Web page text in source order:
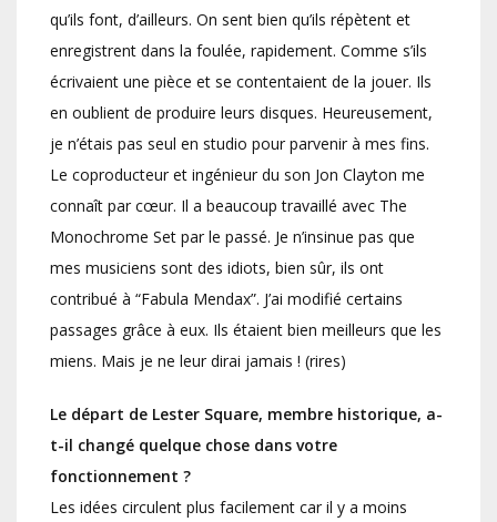
qu’ils font, d’ailleurs. On sent bien qu’ils répètent et
enregistrent dans la foulée, rapidement. Comme s’ils
écrivaient une pièce et se contentaient de la jouer. Ils
en oublient de produire leurs disques. Heureusement,
je n’étais pas seul en studio pour parvenir à mes fins.
Le coproducteur et ingénieur du son Jon Clayton me
connaît par cœur. Il a beaucoup travaillé avec The
Monochrome Set par le passé. Je n’insinue pas que
mes musiciens sont des idiots, bien sûr, ils ont
contribué à “Fabula Mendax”. J’ai modifié certains
passages grâce à eux. Ils étaient bien meilleurs que les
miens. Mais je ne leur dirai jamais ! (rires)
Le départ de Lester Square, membre historique, a-
t-il changé quelque chose dans votre
fonctionnement ?
Les idées circulent plus facilement car il y a moins